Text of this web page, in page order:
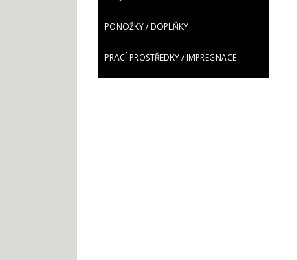
PONOŽKY / DOPLŇKY
PRACÍ PROSTŘEDKY / IMPREGNACE